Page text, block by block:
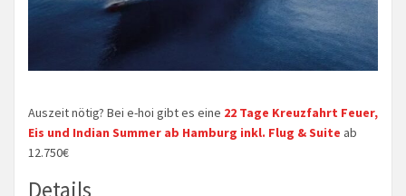
Auszeit nötig? Bei e-hoi gibt es eine 22 Tage Kreuzfahrt Feuer,
Eis und Indian Summer ab Hamburg inkl. Flug & Suite ab
12.750€
Details